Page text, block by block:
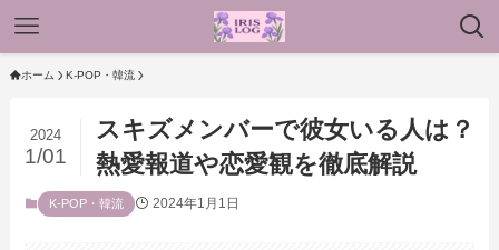
ホーム K-POP・韓流
スキズメンバーで彼女いる人は？
熱愛報道や恋愛観を徹底解説
2024
1/01
K-POP・韓流 2024年1月1日